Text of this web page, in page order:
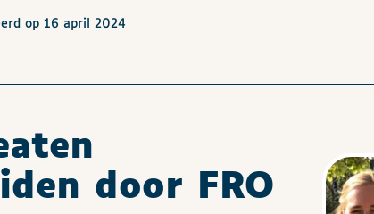
op 16 april 2024
door FRO